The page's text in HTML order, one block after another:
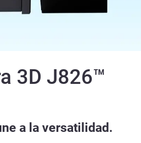
3D J826™
a la versatilidad.